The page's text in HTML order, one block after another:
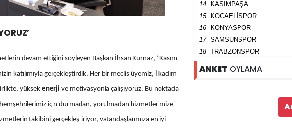
devam ettiğini söyleyen Başkan İhsan Kurnaz, “Kasım
katılımıyla gerçekleştirdik. Her bir meclis üyemiz, İlkadım
yüksek enerji ve motivasyonla çalışıyoruz. Bu noktada
için durmadan, yorulmadan hizmetlerimize
takibini gerçekleştiriyor, vatandaşlarımıza en iyi
14
KASIMPAŞA
15
KOCAELİSPOR
16
KONYASPOR
17
SAMSUNSPOR
18
TRABZONSPOR
ANKET OYLAMA